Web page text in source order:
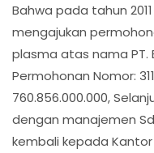
Bahwa pada tahun
mengajukan
plasma atas nama PT.
Permohonan Nomor:
760.856.000.000,
dengan manajemen
kembali kepada